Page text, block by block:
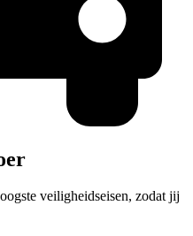
veiligheidseisen, zodat jij